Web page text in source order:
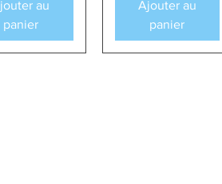
au
panier
Ajouter au
panier